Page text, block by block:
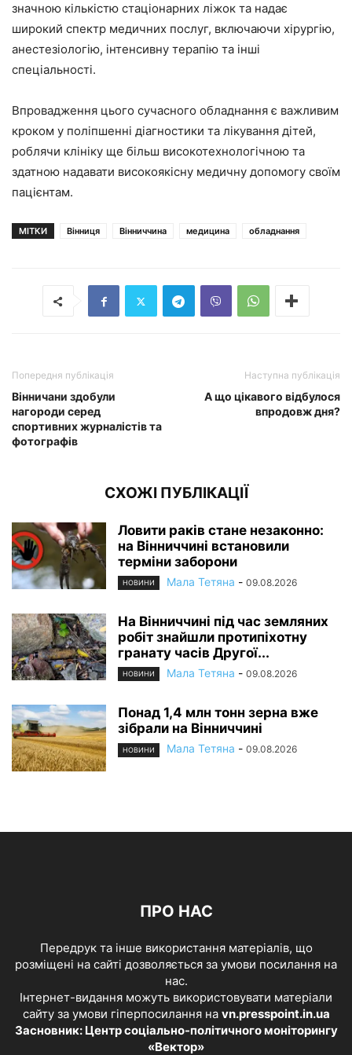
значною кількістю стаціонарних ліжок та надає
широкий спектр медичних послуг, включаючи хірургію,
анестезіологію, інтенсивну терапію та інші
спеціальності.
Впровадження цього сучасного обладнання є важливим
кроком у поліпшенні діагностики та лікування дітей,
роблячи клініку ще більш високотехнологічною та
здатною надавати високоякісну медичну допомогу своїм
пацієнтам.
МІТКИ Вінниця Вінниччина медицина обладнання
Попередня публікація
Вінничани здобули
нагороди серед
спортивних журналістів та
фотографів
Наступна публікація
А що цікавого відбулося
впродовж дня?
СХОЖІ ПУБЛІКАЦІЇ
Ловити раків стане незаконно:
на Вінниччині встановили
терміни заборони
НОВИНИ Мала Тетяна - 09.08.2026
На Вінниччині під час земляних
робіт знайшли протипіхотну
гранату часів Другої...
НОВИНИ Мала Тетяна - 09.08.2026
Понад 1,4 млн тонн зерна вже
зібрали на Вінниччині
НОВИНИ Мала Тетяна - 09.08.2026
ПРО НАС
Передрук та інше використання матеріалів, що
розміщені на сайті дозволяється за умови посилання на
нас.
Інтернет-видання можуть використовувати матеріали
сайту за умови гіперпосилання на vn.presspoint.in.ua
Засновник: Центр соціально-політичного моніторингу
«Вектор»